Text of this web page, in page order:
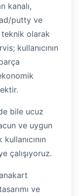
kanalı,
putty ve
teknik olarak
kullanıcının
bile ucuz
ve uygun
çalışıyoruz.
ve